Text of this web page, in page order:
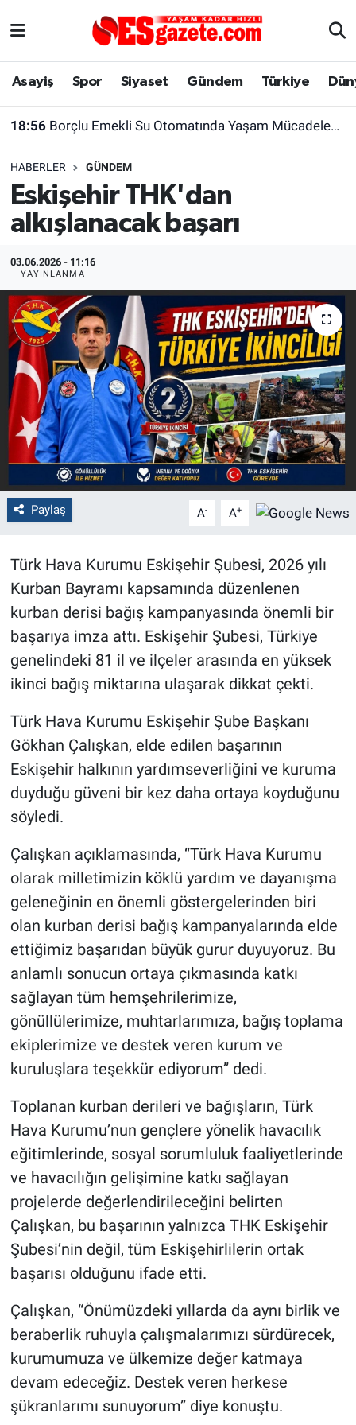
Asayiş Spor Siyaset Gündem Türkiye
18:56 Borçlu Emekli Su Otomatında Yaşam Mücadelesi Veriyor
HABERLER GÜNDEM
Eskişehir THK'dan
alkışlanacak başarı
03.06.2026 - 11:16
YAYINLANMA
Paylaş A- A+
Türk Hava Kurumu Eskişehir Şubesi, 2026 yılı
Kurban Bayramı kapsamında düzenlenen
kurban derisi bağış kampanyasında önemli bir
başarıya imza attı. Eskişehir Şubesi, Türkiye
genelindeki 81 il ve ilçeler arasında en yüksek
ikinci bağış miktarına ulaşarak dikkat çekti.
Türk Hava Kurumu Eskişehir Şube Başkanı
Gökhan Çalışkan, elde edilen başarının
Eskişehir halkının yardımseverliğini ve kuruma
duyduğu güveni bir kez daha ortaya koyduğunu
söyledi.
Çalışkan açıklamasında, “Türk Hava Kurumu
olarak milletimizin köklü yardım ve dayanışma
geleneğinin en önemli göstergelerinden biri
olan kurban derisi bağış kampanyalarında elde
ettiğimiz başarıdan büyük gurur duyuyoruz. Bu
anlamlı sonucun ortaya çıkmasında katkı
sağlayan tüm hemşehrilerimize,
gönüllülerimize, muhtarlarımıza, bağış toplama
ekiplerimize ve destek veren kurum ve
kuruluşlara teşekkür ediyorum” dedi.
Toplanan kurban derileri ve bağışların, Türk
Hava Kurumu’nun gençlere yönelik havacılık
eğitimlerinde, sosyal sorumluluk faaliyetlerinde
ve havacılığın gelişimine katkı sağlayan
projelerde değerlendirileceğini belirten
Çalışkan, bu başarının yalnızca THK Eskişehir
Şubesi’nin değil, tüm Eskişehirlilerin ortak
başarısı olduğunu ifade etti.
Çalışkan, “Önümüzdeki yıllarda da aynı birlik ve
beraberlik ruhuyla çalışmalarımızı sürdürecek,
kurumumuza ve ülkemize değer katmaya
devam edeceğiz. Destek veren herkese
şükranlarımı sunuyorum” diye konuştu.
Asayiş
Gündem
Türkiye
Dünya
Sağlık
Alış-Veriş/İş dünyası
Yaşam
Eskişehirspor Arşivi
Eskişehir Arşivi
Röportaj
Ekonomi
Kültür Sanat
Politika
Bilecik
Kütahya
Gezi
Çevre
Yerel
Magazin
Eskişehir Nöbetçi Eczaneler
Süper Lig Puan Durumu ve Fikstür
Tüm Manşetler
Son Dakika Haberleri
Haber Arşivi